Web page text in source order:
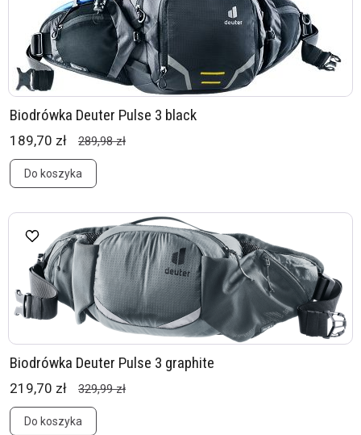
Biodrówka Deuter Pulse 3 black
189,70 zł 289,98 zł
Do koszyka
Biodrówka Deuter Pulse 3 graphite
219,70 zł 329,99 zł
Do koszyka